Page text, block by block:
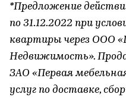
*Предложение
по 31.12.2022 при
квартиры через ООО
Недвижимость».
ЗАО «Первая
услуг по доставке,